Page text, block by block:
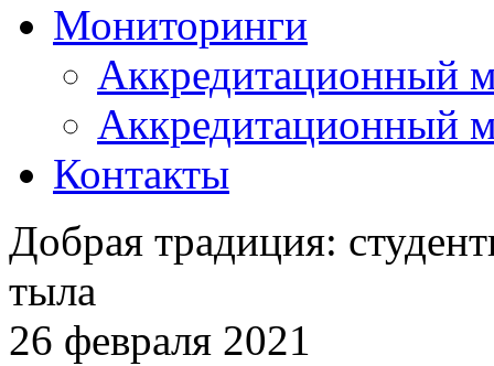
Мониторинги
Аккредитационный
Аккредитационный
Контакты
Добрая традиция:
тыла
26 февраля 2021